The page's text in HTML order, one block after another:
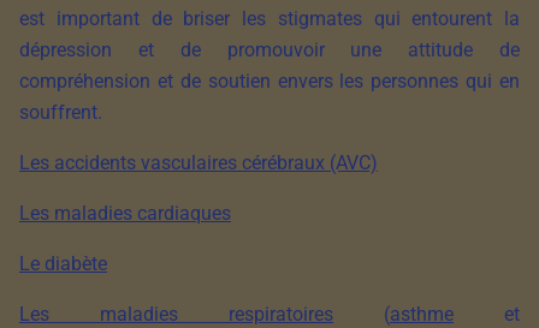
est important de briser les stigmates qui entourent la
dépression et de promouvoir une attitude de
compréhension et de soutien envers les personnes qui en
souffrent.
Les accidents vasculaires cérébraux (AVC)
Les maladies cardiaques
Le diabète
Les maladies respiratoires (asthme et